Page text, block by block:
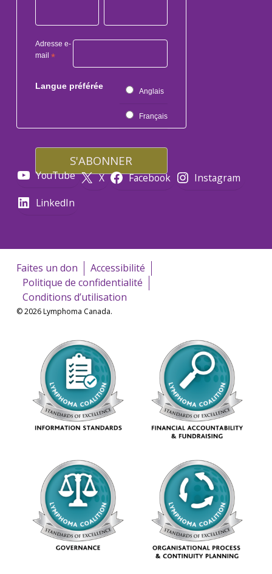
Adresse e-
mail *
Langue préférée
Anglais
Français
YouTube X Facebook
Instagram
LinkedIn
Faites un don
Accessibilité
Politique de confidentialité
Conditions d’utilisation
© 2026 Lymphoma Canada.